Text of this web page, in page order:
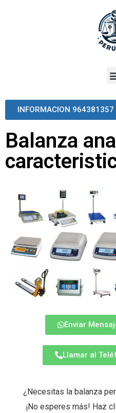
INFORMACION 964381357
Balanza
Enviar
Llamar al
¿Necesitas la balanza
¡No esperes más! Haz